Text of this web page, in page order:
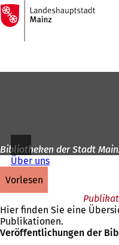
Inhalt anspringen
Zur
Startseite
Bibliotheken der Stadt
Über uns
vorlesen
Hier finden Sie eine
Publikationen.
Veröffentlichungen der